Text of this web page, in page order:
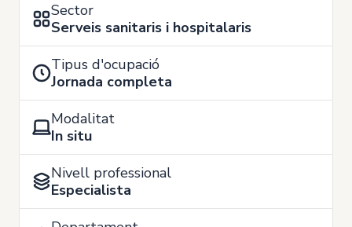
Sector
Serveis sanitaris i hospitalaris
Tipus d'ocupació
Jornada completa
Modalitat
In situ
Nivell professional
Especialista